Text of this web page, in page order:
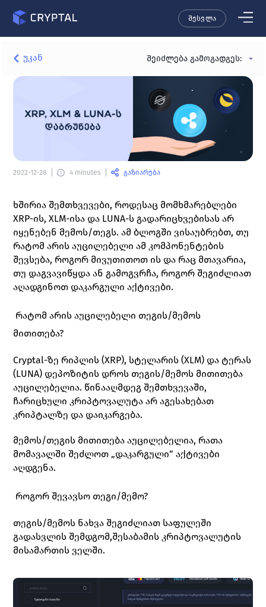
შესვლა
უკან შეიძლება გამოგადგეს:
2022-12-28 4 minutes გაზიარება
ხშირია შემთხვევები, როდესაც მომხმარებლები
XRP-ის, XLM-ისა და LUNA-ს გადარიცხვებისას არ
იყენებენ მემოს/თეგს. ამ ბლოგში ვისაუბრებთ, თუ
რატომ არის აუცილებელი ამ კომპონენტების
შევსება, როგორ მივუთითოთ ის და რაც მთავარია,
თუ დაგვავიწყდა ან გამოგვრჩა, როგორ შეგიძლიათ
აღადგინოთ დაკარგული აქტივები.
მითითება?
Cryptal-ზე რიპლის (XRP), სტელარის (XLM) და ტერას
(LUNA) დეპოზიტის დროს თეგის/მემოს მითითება
აუცილებელია. წინააღმდეგ შემთხვევაში,
ჩარიცხული კრიპტოვალუტა არ აგესახებათ
კრიპტალზე და დაიკარგება.
მემოს/თეგის მითითება აუცილებელია, რათა
მომავალში შეძლოთ „დაკარგული“ აქტივები
აღდგენა.
როგორ შევავსო თეგი/მემო?
თეგის/მემოს ნახვა შეგიძლიათ საფულეში
გადასვლის შემდგომ,შესაბამის კრიპტოვალუტის
მისამართის ველში.